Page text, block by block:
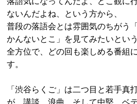
すべてわかる必要もあ
私の仕事はこの番組を
てもたってもいられず
説明したいと思います
落語気になってんだよ